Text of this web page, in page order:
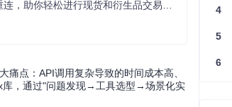
点：API调用复杂导致的时间成本高、
库，通过"问题发现→工具选型→场景化实
4
5
6